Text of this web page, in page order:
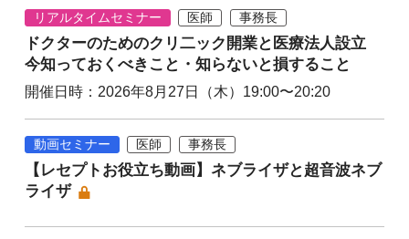
リアルタイムセミナー 医師 事務長
ドクターのためのクリ二ック開業と医療法人設立
今知っておくべきこと・知らないと損すること
開催日時：2026年8月27日（木）19:00〜20:20
動画セミナー 医師 事務長
【レセプトお役立ち動画】ネブライザと超音波ネブ
ライザ